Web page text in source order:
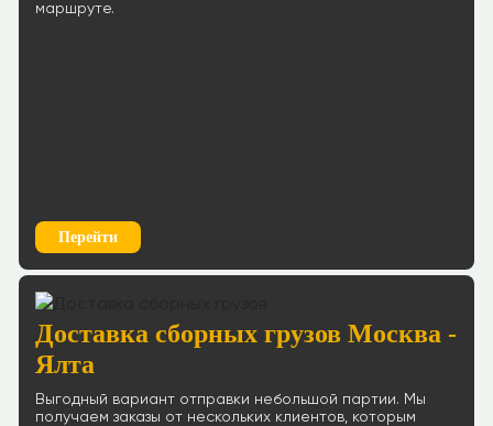
маршруте.
Перейти
Доставка сборных грузов Москва -
Ялта
Выгодный вариант отправки небольшой партии. Мы
получаем заказы от нескольких клиентов, которым